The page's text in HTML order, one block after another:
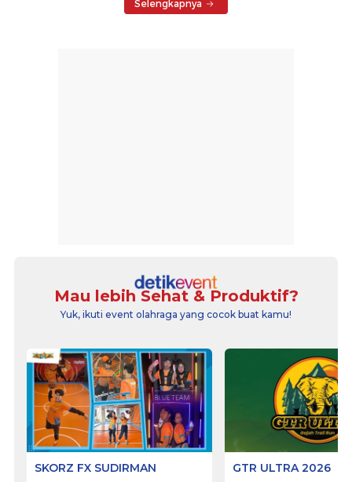
Selengkapnya
Mau lebih Sehat & Produktif?
Yuk, ikuti event olahraga yang cocok buat kamu!
SKORZ FX SUDIRMAN GTR ULTRA 2026